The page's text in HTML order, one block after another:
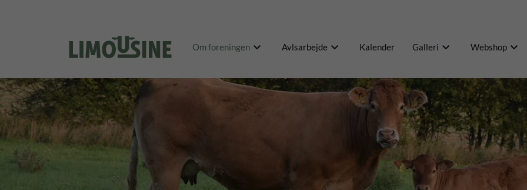
Om foreningen Avlsarbejde Kalender Galleri Webshop